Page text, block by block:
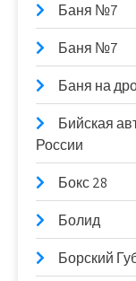
Баня №7
Баня №7
Баня на
Бийская
России
Бокс 28
Болид
Борский